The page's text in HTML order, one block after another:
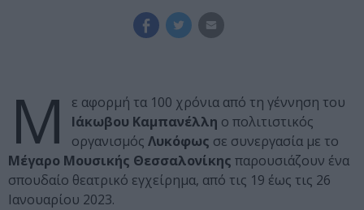
Μ
ε αφορμή τα 100 χρόνια από τη γέννηση του
Ιάκωβου Καμπανέλλη ο πολιτιστικός
οργανισμός Λυκόφως σε συνεργασία με το
Μέγαρο Μουσικής Θεσσαλονίκης παρουσιάζουν ένα
σπουδαίο θεατρικό εγχείρημα, από τις 19 έως τις 26
Ιανουαρίου 2023.